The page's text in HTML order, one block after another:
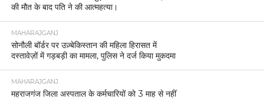
की मौत के बाद पति ने की आत्महत्या।
MAHARAJGANJ
सोनौली बॉर्डर पर उज़्बेकिस्तान की महिला हिरासत में
दस्तावेज़ों में गड़बड़ी का मामला, पुलिस ने दर्ज किया मुकदमा
MAHARAJGANJ
महराजगंज जिला अस्पताल के कर्मचारियों को 3 माह से नहीं